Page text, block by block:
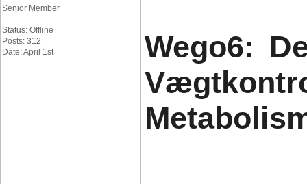
Senior Member
Status: Offline
Posts: 312
Date: April 1st
Wego6: